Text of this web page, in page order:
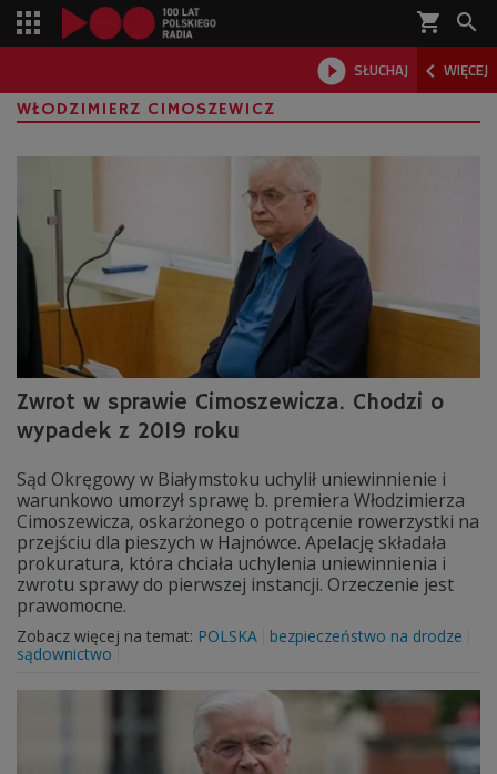
shopping_cart 
 SŁUCHAJ  WIĘCEJ

WŁODZIMIERZ CIMOSZEWICZ
Zwrot w sprawie Cimoszewicza. Chodzi o
wypadek z 2019 roku
Sąd Okręgowy w Białymstoku uchylił uniewinnienie i
warunkowo umorzył sprawę b. premiera Włodzimierza
Cimoszewicza, oskarżonego o potrącenie rowerzystki na
przejściu dla pieszych w Hajnówce. Apelację składała
prokuratura, która chciała uchylenia uniewinnienia i
zwrotu sprawy do pierwszej instancji. Orzeczenie jest
prawomocne.
Zobacz więcej na temat: POLSKA
bezpieczeństwo na drodze
sądownictwo